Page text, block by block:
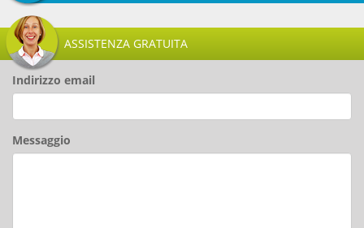
ASSISTENZA GRATUITA
Indirizzo email
Messaggio